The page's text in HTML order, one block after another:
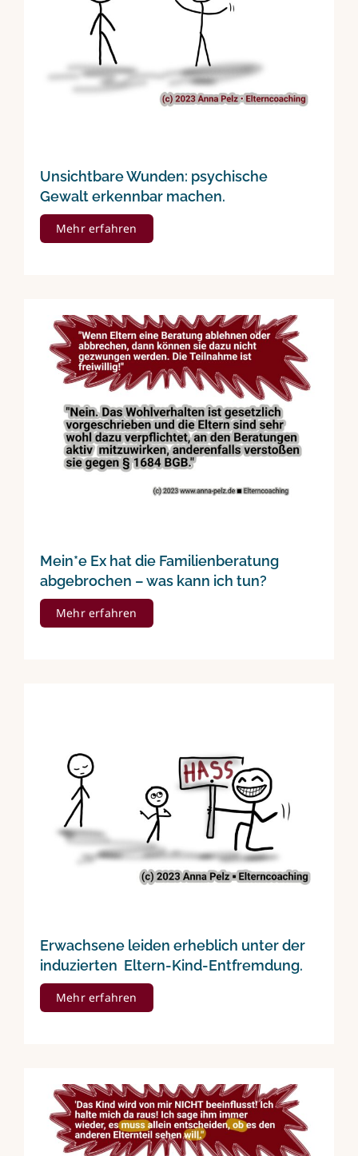
Unsichtbare Wunden: psychische
Gewalt erkennbar machen.
Mehr erfahren
Mein*e Ex hat die Familienberatung
abgebrochen – was kann ich tun?
Mehr erfahren
Erwachsene leiden erheblich unter der
induzierten Eltern-Kind-Entfremdung.
Mehr erfahren